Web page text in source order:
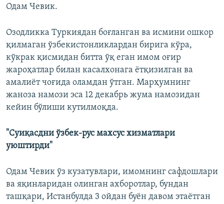
Одам Чевик.
Озодликка Туркиядан боғланган ва исмини ошкор
қилмаган ўзбекистонликлардан бирига кўра,
кўкрак қисмидан битта ўқ еган имом оғир
жароҳатлар билан касалхонага ётқизилган ва
амалиёт чоғида оламдан ўтган. Марҳумнинг
жаноза намози эса 12 декабрь жума намозидан
кейин бўлиши кутилмоқда.
"Суиқасдни ўзбек-рус махсус хизматлари
уюштирди"
Одам Чевик ўз кузатувлари, имомнинг сафдошлари
ва яқинларидан олинган ахборотлар, бундан
ташқари, Истанбулда 3 ойдан буён давом этаётган